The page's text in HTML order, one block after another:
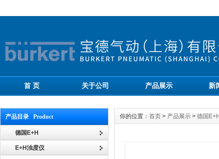
首 页 关于公司 产品展示 新
产品目录 Product
德国E+H
E+H浊度仪
你的位置： 首页 > 产品展示 > 德国